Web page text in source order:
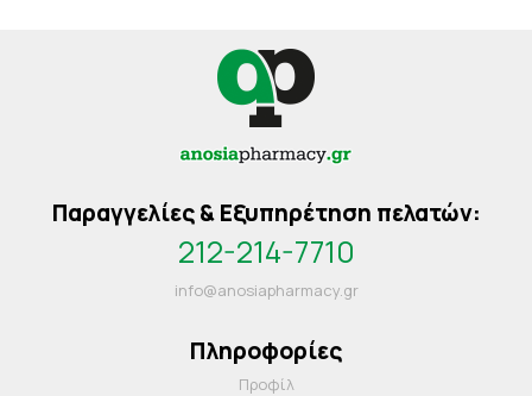
Παραγγελίες & Εξυπηρέτηση πελατών:
212-214-7710
info@anosiapharmacy.gr
Πληροφορίες
Προφίλ